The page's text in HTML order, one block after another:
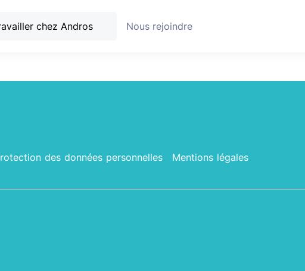
chez Andros Nous rejoindre
des données personnelles Mentions légales